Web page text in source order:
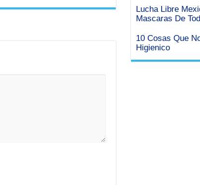
Lucha Libre
Mascaras De
10 Cosas Que
Higienico